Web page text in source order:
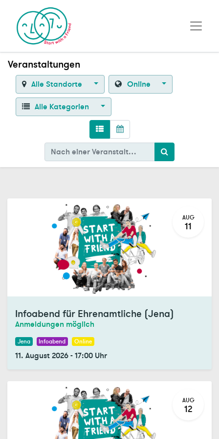
Veranstaltungen
Alle Standorte Online
Alle Kategorien
AUG
11
Infoabend für Ehrenamtliche (Jena)
Anmeldungen möglich
Jena Infoabend Online
11. August 2026-17:00 Uhr
AUG
12